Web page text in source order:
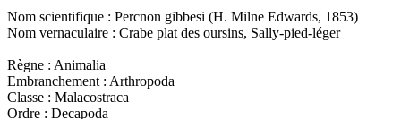
Nom scientifique : Percnon gibbesi (H. Milne Edwards, 1853)
Nom vernaculaire : Crabe plat des oursins, Sally-pied-léger
Règne : Animalia
Embranchement : Arthropoda
Classe : Malacostraca
Ordre : Decapoda